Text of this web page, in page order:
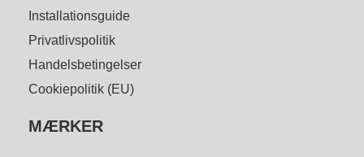
Installationsguide
Privatlivspolitik
Handelsbetingelser
Cookiepolitik (EU)
MÆRKER